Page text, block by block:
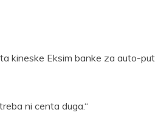
kineske Eksim banke za auto-put
ni centa duga.“